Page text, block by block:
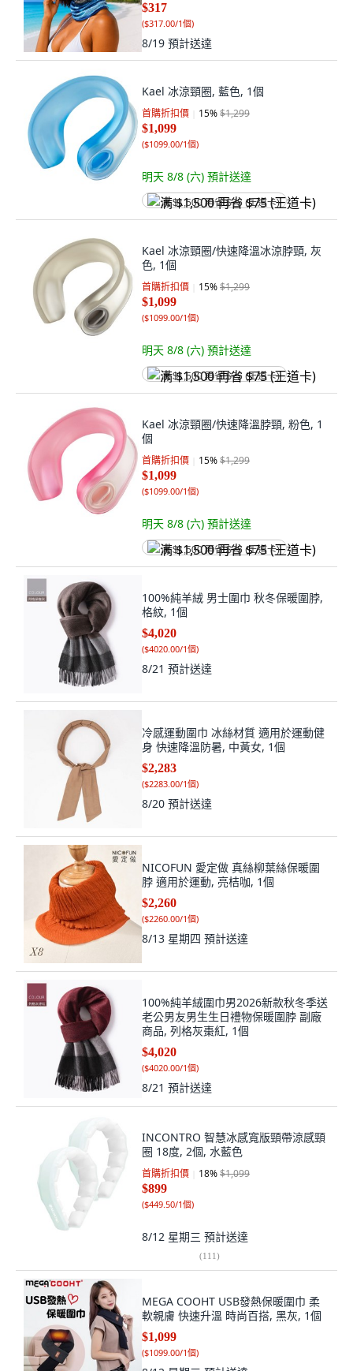
$317
($317.00/1個)
8/19 預計送達
Kael 冰涼頸圈, 藍色, 1個
首購折扣價 15%$1,299
$1,099
($1099.00/1個)
明天 8/8 (六) 預計送達
满 $1,500 再省 $75 (王道卡)
Kael 冰涼頸圈/快速降溫冰涼脖頸, 灰
色, 1個
首購折扣價 15%$1,299
$1,099
($1099.00/1個)
明天 8/8 (六) 預計送達
满 $1,500 再省 $75 (王道卡)
Kael 冰涼頸圈/快速降溫脖頸, 粉色, 1
個
首購折扣價 15%$1,299
$1,099
($1099.00/1個)
明天 8/8 (六) 預計送達
满 $1,500 再省 $75 (王道卡)
100%純羊絨 男士圍巾 秋冬保暖圍脖,
格紋, 1個
$4,020
($4020.00/1個)
8/21 預計送達
冷感運動圍巾 冰絲材質 適用於運動健
身 快速降溫防暑, 中黃女, 1個
$2,283
($2283.00/1個)
8/20 預計送達
NICOFUN 愛定做 真絲柳葉絲保暖圍
脖 適用於運動, 亮桔咖, 1個
$2,260
($2260.00/1個)
8/13 星期四 預計送達
100%純羊絨圍巾男2026新款秋冬季送
老公男友男生生日禮物保暖圍脖 副廠
商品, 列格灰棗紅, 1個
$4,020
($4020.00/1個)
8/21 預計送達
INCONTRO 智慧冰感寬版頸帶涼感頸
圈 18度, 2個, 水藍色
首購折扣價 18%$1,099
$899
($449.50/1個)
8/12 星期三 預計送達
(111)
MEGA COOHT USB發熱保暖圍巾 柔
軟親膚 快速升溫 時尚百搭, 黑灰, 1個
$1,099
($1099.00/1個)